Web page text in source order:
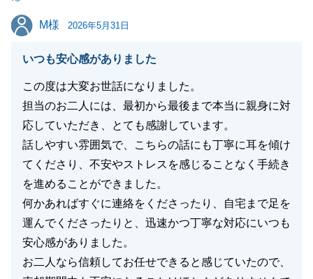
今後ともよろしくお願いいたします。
閉じる
M様
M様 2026年5月31日
いつも安心感がありました
この度は大変お世話になりました。
担当のお二人には、最初から最後まで本当に親身に対
応していただき、とても感謝しています。
話しやすい雰囲気で、こちらの話にも丁寧に耳を傾け
てくださり、不安やストレスを感じることなく手続き
を進めることができました。
何かあればすぐに連絡をくださったり、自宅まで足を
運んでくださったりと、迅速かつ丁寧な対応にいつも
安心感がありました。
お二人なら信頼してお任せできると感じていたので、